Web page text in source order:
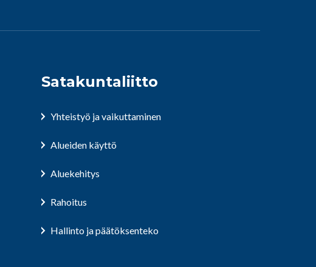
Satakuntaliitto
Yhteistyö ja vaikuttaminen
Alueiden käyttö
Aluekehitys
Rahoitus
Hallinto ja päätöksenteko